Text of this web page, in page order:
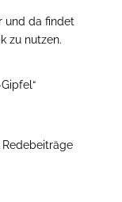
und da findet
zu nutzen.